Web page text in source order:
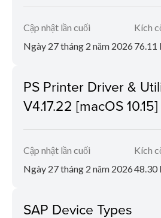
Cập nhật lần cuối
Ngày 27 tháng 2 năm 2026
Kích
76.11
PS Printer Driver &
V4.17.22 [macOS 10.15]
Cập nhật lần cuối
Ngày 27 tháng 2 năm 2026
Kích
48.30
SAP Device Types